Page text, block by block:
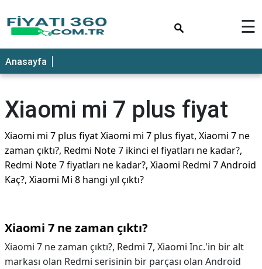
☰
Anasayfa
Xiaomi mi 7 plus fiyat
Xiaomi mi 7 plus fiyat Xiaomi mi 7 plus fiyat, Xiaomi 7 ne
zaman çıktı?, Redmi Note 7 ikinci el fiyatları ne kadar?,
Redmi Note 7 fiyatları ne kadar?, Xiaomi Redmi 7 Android
Kaç?, Xiaomi Mi 8 hangi yıl çıktı?
Xiaomi 7 ne zaman çıktı?
Xiaomi 7 ne zaman çıktı?, Redmi 7, Xiaomi Inc.'in bir alt
markası olan Redmi serisinin bir parçası olan Android